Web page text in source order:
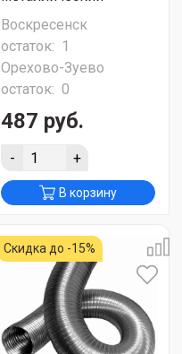
Воскресенск
остаток: 1
Орехово-Зуево
остаток: 0
487 руб.
- +
В корзину
Скидка до -15%